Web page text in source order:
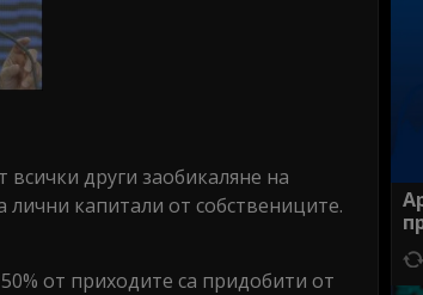
други заобикаляне на
капитали от собствениците.
от приходите са придобити от